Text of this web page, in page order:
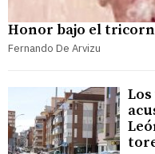
Honor bajo el
Fernando De Arvizu
Los